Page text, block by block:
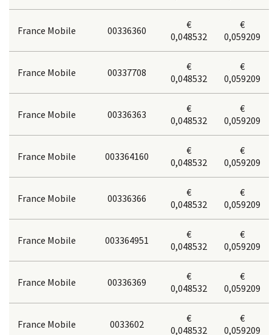
France Mobile 00336360
€
0,048532
€
0,059209
France Mobile 00337708
€
0,048532
€
0,059209
France Mobile 00336363
€
0,048532
€
0,059209
France Mobile 003364160
€
0,048532
€
0,059209
France Mobile 00336366
€
0,048532
€
0,059209
France Mobile 003364951
€
0,048532
€
0,059209
France Mobile 00336369
€
0,048532
€
0,059209
France Mobile 0033602
€
0,048532
€
0,059209